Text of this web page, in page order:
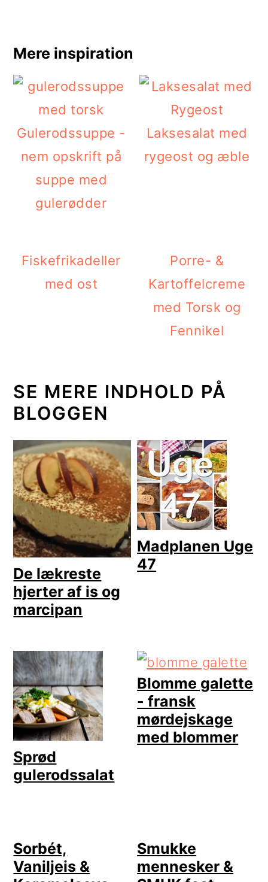
Mere inspiration
Gulerodssuppe -
nem opskrift på
suppe med
gulerødder
Laksesalat med
rygeost og æble
Fiskefrikadeller
med ost
Porre- &
Kartoffelcreme
med Torsk og
Fennikel
SE MERE INDHOLD PÅ
BLOGGEN
De lækreste
hjerter af is og
marcipan
Madplanen Uge
47
Sprød
gulerodssalat
Blomme galette
- fransk
mørdejskage
med blommer
Sorbét,
Vaniljeis &
Smukke
mennesker &